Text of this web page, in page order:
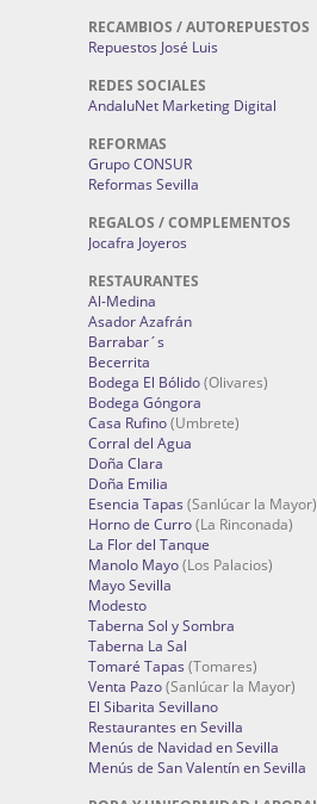
RECAMBIOS / AUTOREPUESTOS
Repuestos José Luis
REDES SOCIALES
AndaluNet Marketing Digital
REFORMAS
Grupo CONSUR
Reformas Sevilla
REGALOS / COMPLEMENTOS
Jocafra Joyeros
RESTAURANTES
Al-Medina
Asador Azafrán
Barrabar´s
Becerrita
Bodega El Bólido(Olivares)
Bodega Góngora
Casa Rufino(Umbrete)
Corral del Agua
Doña Clara
Doña Emilia
Esencia Tapas (Sanlúcar la Mayor)
Horno de Curro(La Rinconada)
La Flor del Tanque
Manolo Mayo(Los Palacios)
Mayo Sevilla
Modesto
Taberna Sol y Sombra
Taberna La Sal
Tomaré Tapas (Tomares)
Venta Pazo(Sanlúcar la Mayor)
El Sibarita Sevillano
Restaurantes en Sevilla
Menús de Navidad en Sevilla
Menús de San Valentín en Sevilla